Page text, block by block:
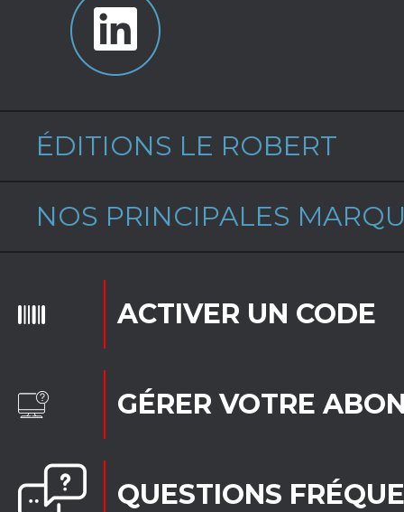
ÉDITIONS LE ROBERT
NOS PRINCIPALES
ACTIVER UN CODE
GÉRER VOTRE
QUESTIONS